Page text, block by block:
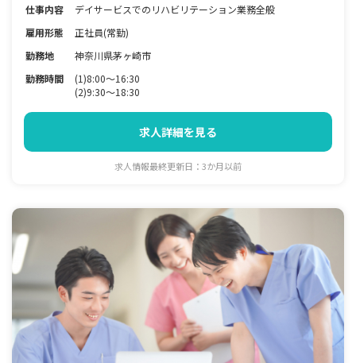
仕事内容
デイサービスでのリハビリテーション業務全般
雇用形態
正社員(常勤)
勤務地
神奈川県茅ヶ崎市
勤務時間
(1)8:00～16:30
(2)9:30～18:30
求人詳細を見る
求人情報最終更新日：3か月以前